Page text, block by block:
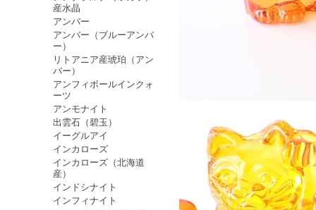
産水晶
アンバー
アンバー（ブルーアンバ
ー）
リトアニア産琥珀（アン
バー）
アンフィボールインクォ
ーツ
アンモナイト
出雲石（碧玉）
イーグルアイ
インカローズ
インカローズ（北海道
産）
インドシナイト
インフィナイト